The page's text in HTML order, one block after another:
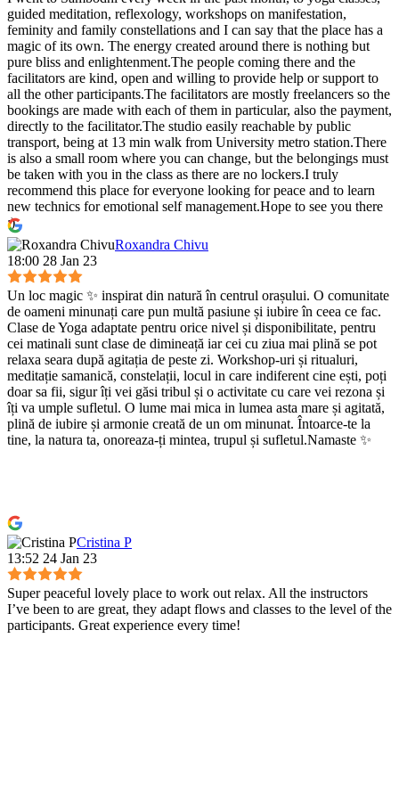
guided meditation, reflexology, workshops on manifestation,
feminity and family constellations and I can say that the place has a
magic of its own. The energy created around there is nothing but
pure bliss and enlightenment.The people coming there and the
facilitators are kind, open and willing to provide help or support to
all the other participants.The facilitators are mostly freelancers so the
bookings are made with each of them in particular, also the payment,
directly to the facilitator.The studio easily reachable by public
transport, being at 13 min walk from University metro station.There
is also a small room where you can change, but the belongings must
be taken with you in the class as there are no lockers.I truly
recommend this place for everyone looking for peace and to learn
new technics for emotional self management.Hope to see you there
:)
Roxandra Chivu
18:00 28 Jan 23
Un loc magic ✨ inspirat din natură în centrul orașului. O comunitate
de oameni minunați care pun multă pasiune și iubire în ceea ce fac.
Clase de Yoga adaptate pentru orice nivel și disponibilitate, pentru
cei matinali sunt clase de dimineață iar cei cu ziua mai plină se pot
relaxa seara după agitația de peste zi. Workshop-uri și ritualuri,
meditație samanică, constelații, locul in care indiferent cine ești, poți
doar sa fii, sigur îți vei găsi tribul și o activitate cu care vei rezona și
îți va umple sufletul. O lume mai mica in lumea asta mare și agitată,
plină de iubire și armonie creată de un om minunat. Întoarce-te la
tine, la natura ta, onoreaza-ți mintea, trupul și sufletul.Namaste ✨
Cristina P
13:52 24 Jan 23
Super peaceful lovely place to work out relax. All the instructors
I’ve been to are great, they adapt flows and classes to the level of the
participants. Great experience every time!